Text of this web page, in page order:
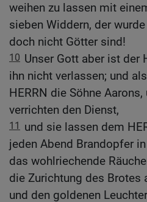
weihen zu lassen mit
sieben Widdern, der
doch nicht Götter sind!
10 Unser Gott aber ist der
ihn nicht verlassen; und
HERRN die Söhne
verrichten den Dienst,
11
und sie lassen dem
jeden Abend Brandopfer
das wohlriechende
die Zurichtung des Brotes
und den goldenen